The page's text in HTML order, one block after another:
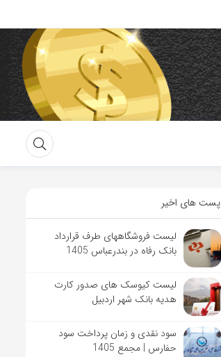
پست های اخیر
لیست فروشگاههای طرف قرارداد
بانک رفاه در بندرعباس 1405
لیست کیوسک های صدور کارت
هدیه بانک شهر اردبیل
سود نقدی و زمان پرداخت سود
حفارس | مجمع 1405